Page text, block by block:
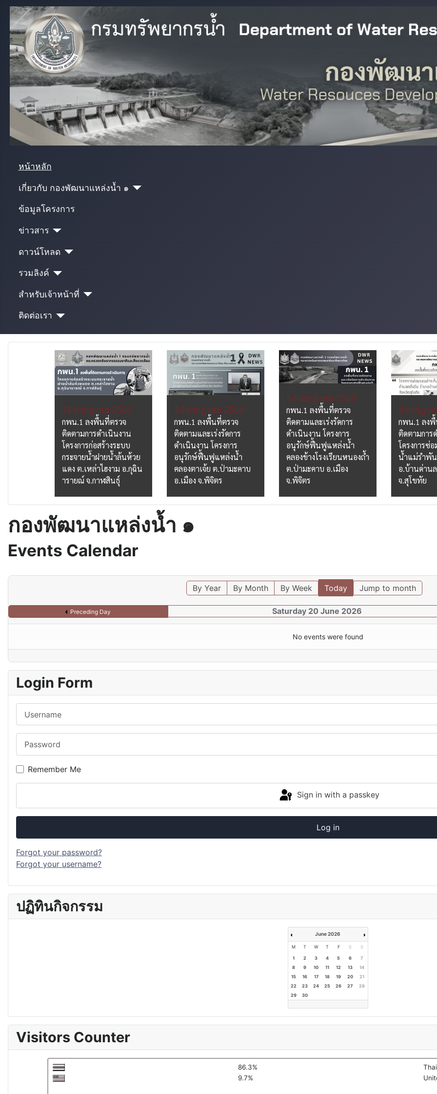
หน้าหลัก
เกี่ยวกับ กองพัฒนาแหล่งน้ำ ๑
ข้อมูลโครงการ
ข่าวสาร
ดาวน์โหลด
รวมลิงค์
สำหรับเจ้าหน้าที่
ติดต่อเรา
16 กรกฎาคม 2569
กพน.1 ลงพื้นที่ตรวจ
ติดตามการดำเนินงาน
โครงการก่อสร้างระบบ
กระจายน้ำฝายน้ำล้นห้วย
แดง ต.เหล่าไฮงาม อ.กุฉิน
ารายณ์ จ.กาฬสินธุ์
14 กรกฎาคม 2569
กพน.1 ลงพื้นที่ตรวจ
ติดตามและเร่งรัดการ
ดำเนินงาน โครงการ
อนุรักษ์ฟื้นฟูแหล่งน้ำ
คลองตาเจ้ย ต.ป่ามะคาบ
อ.เมือง จ.พิจิตร
14 กรกฎาคม 2569
กพน.1 ลงพื้นที่ตรวจ
ติดตามและเร่งรัดการ
ดำเนินงาน โครงการ
อนุรักษ์ฟื้นฟูแหล่งน้ำ
คลองข้างโรงเรียนหนองถ้ำ
ต.ป่ามะคาบ อ.เมือง
จ.พิจิตร
8 กรกฎา
กพน.1 ลง
ติดตามการ
โครงการซ่
น้ำแม่รำพั
อ.บ้านด่าน
จ.สุโขทัย
กองพัฒนาแหล่งน้ำ ๑
Events Calendar
By Year By Month By Week Today Jump to month
Preceding Day Saturday 20 June 2026
No events were found
Login Form
Remember Me
Sign in with a passkey
Log in
Forgot your password?
Forgot your username?
ปฏิทินกิจกรรม
June 2026
M T W T F S S
1 2 3 4 5 6
7
8
9 10 11 12 13
14
15
16 17 18 19 20
21
22
23 24 25 26 27
28
29
30
Visitors Counter
86.3%
9.7%